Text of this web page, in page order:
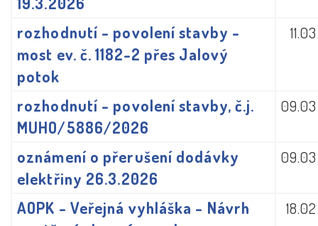
rozhodnutí - povolení stavby -
most ev. č. 1182-2 přes Jalový
potok
rozhodnutí - povolení stavby, č.j.
MUHO/5886/2026
oznámení o přerušení dodávky
elektřiny 26.3.2026
AOPK - Veřejná vyhláška - Návrh